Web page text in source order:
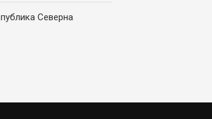
Северна